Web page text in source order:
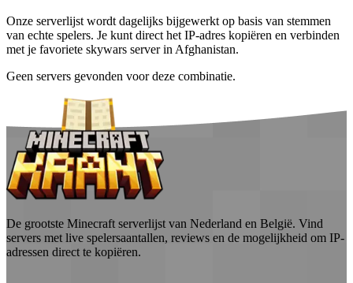
Onze serverlijst wordt dagelijks bijgewerkt op basis van stemmen
van echte spelers. Je kunt direct het IP-adres kopiëren en verbinden
met je favoriete skywars server in Afghanistan.
Geen servers gevonden voor deze combinatie.
De grootste Minecraft serverlijst van Nederland en België. Vind
servers met live spelersaantallen, reviews en de mogelijkheid om IP-
adressen direct te kopiëren.